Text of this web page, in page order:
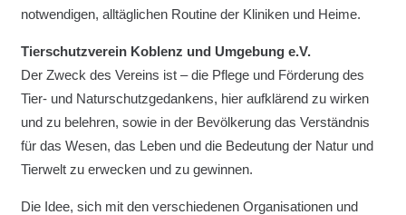
notwendigen, alltäglichen Routine der Kliniken und Heime.
Tierschutzverein Koblenz und Umgebung e.V.
Der Zweck des Vereins ist – die Pflege und Förderung des
Tier- und Naturschutzgedankens, hier aufklärend zu wirken
und zu belehren, sowie in der Bevölkerung das Verständnis
für das Wesen, das Leben und die Bedeutung der Natur und
Tierwelt zu erwecken und zu gewinnen.
Die Idee, sich mit den verschiedenen Organisationen und